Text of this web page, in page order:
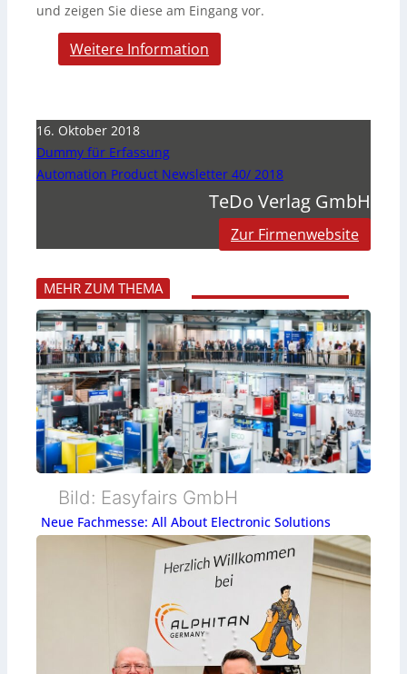
und zeigen Sie diese am Eingang vor.
Weitere Information
16. Oktober 2018
Dummy für Erfassung
Automation Product Newsletter 40/ 2018
TeDo Verlag GmbH
Zur Firmenwebsite
MEHR ZUM THEMA
Bild: Easyfairs GmbH
Neue Fachmesse: All About Electronic Solutions